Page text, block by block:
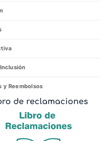
y Reembolsos
de reclamaciones